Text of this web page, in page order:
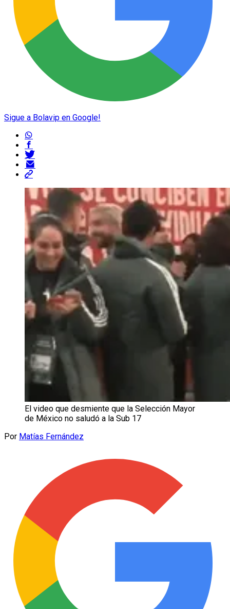
Sigue a Bolavip en Google!
El video que desmiente que la Selección Mayor
de México no saludó a la Sub 17
Por Matías Fernández